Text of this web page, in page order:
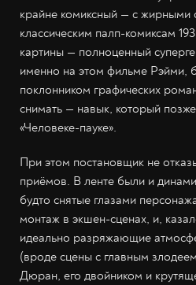
крайне комиксный — с жирными
классическим палп-комиксам
картины — полноценный
именно на этом фильме Рэйми,
поклонником графических
снимать — навык, который
«Человеке-пауке».
При этом постановщик не
приёмов. В ленте были и
будто снятые глазами
монтаж в экшен-сценах, и,
идеально разряжающие
(вроде сцены с главным
Дюран, его двойником и